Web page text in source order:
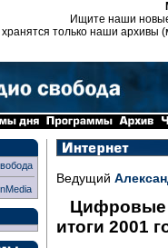
Ищите наши
хранятся только наши архивы
Ведущий
Цифровые
итоги 2001